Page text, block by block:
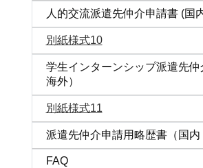
人的交流派遣先仲介申請書 (国
別紙様式10
学生インターンシップ派遣先仲
海外）
別紙様式11
派遣先仲介申請用略歴書（国内
FAQ